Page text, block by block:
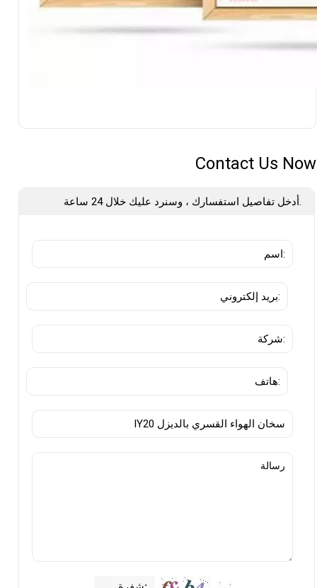
Contact Us Now
أدخل تفاصيل استفسارك ، وسنرد عليك خلال 24 ساعة.